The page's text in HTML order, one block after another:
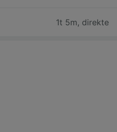
1t 5m, direkte